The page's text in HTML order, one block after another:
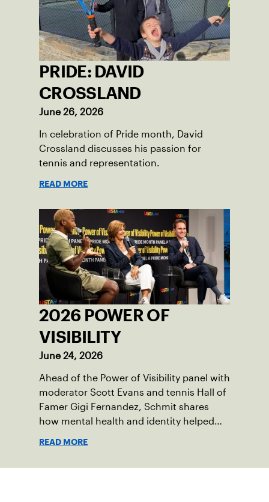
PRIDE: DAVID
CROSSLAND
June 26, 2026
In celebration of Pride month, David
Crossland discusses his passion for
tennis and representation.
READ MORE
2026 POWER OF
VISIBILITY
June 24, 2026
Ahead of the Power of Visibility panel with
moderator Scott Evans and tennis Hall of
Famer Gigi Fernandez, Schmit shares
how mental health and identity helped
READ MORE